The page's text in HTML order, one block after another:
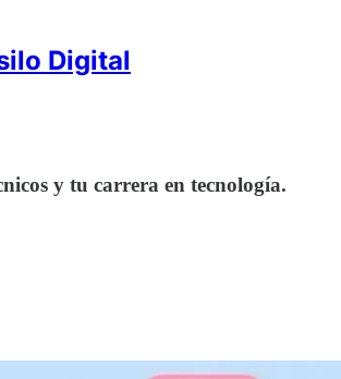
Digital
y tu carrera en tecnología.